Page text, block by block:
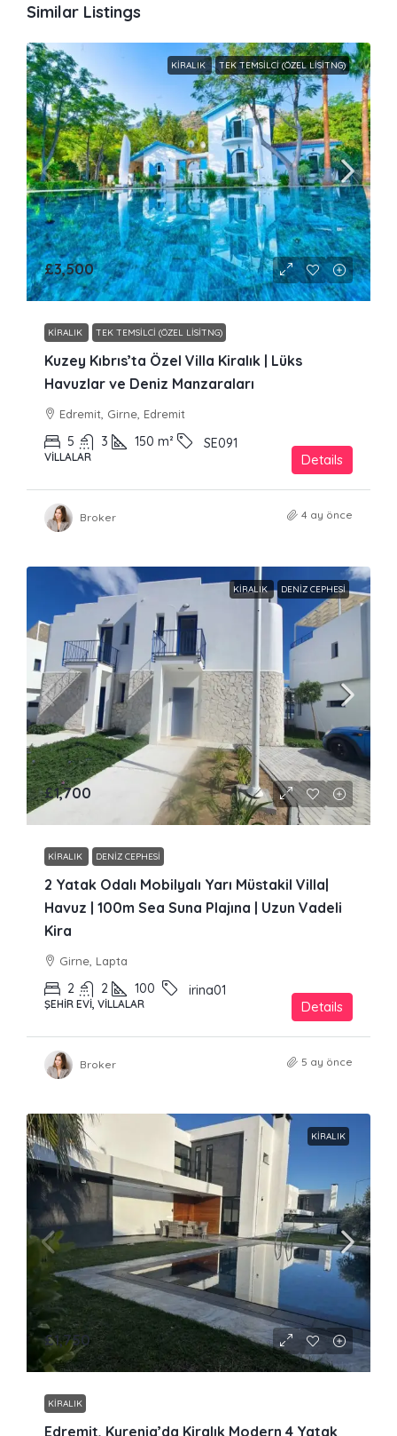
Similar Listings
KIRALIK TEK TEMSILCI (ÖZEL LISITNG)
£3,500
KIRALIK TEK TEMSILCI (ÖZEL LISITNG)
Kuzey Kıbrıs’ta Özel Villa Kiralık | Lüks
Havuzlar ve Deniz Manzaraları
Edremit, Girne, Edremit
5 3 150 m² SE091
VILLALAR Details
Broker 4 ay önce
KIRALIK DENIZ CEPHESI
£1,700
KIRALIK DENIZ CEPHESI
2 Yatak Odalı Mobilyalı Yarı Müstakil Villa|
Havuz | 100m Sea Suna Plajına | Uzun Vadeli
Kira
Girne, Lapta
2 2 100 irina01
ŞEHIR EVI, VILLALAR Details
Broker 5 ay önce
KIRALIK
£1,750
KIRALIK
Edremit, Kyrenia’da Kiralık Modern 4 Yatak